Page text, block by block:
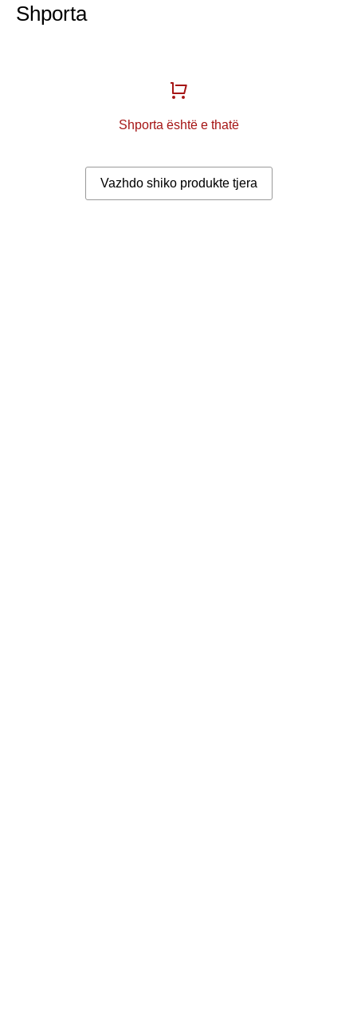
Shporta
Shporta është e thatë
Vazhdo shiko produkte tjera